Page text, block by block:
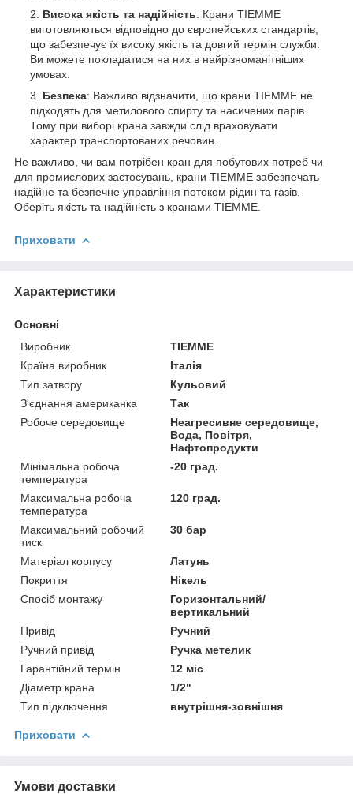
Висока якість та надійність: Крани TIEMME
виготовляються відповідно до європейських стандартів,
що забезпечує їх високу якість та довгий термін служби.
Ви можете покладатися на них в найрізноманітніших
умовах.
Безпека: Важливо відзначити, що крани TIEMME не
підходять для метилового спирту та насичених парів.
Тому при виборі крана завжди слід враховувати
характер транспортованих речовин.
Не важливо, чи вам потрібен кран для побутових потреб чи
для промислових застосувань, крани TIEMME забезпечать
надійне та безпечне управління потоком рідин та газів.
Оберіть якість та надійність з кранами TIEMME.
Приховати
Характеристики
Основні
Виробник
TIEMME
Країна виробник
Італія
Тип затвору
Кульовий
З'єднання американка
Так
Робоче середовище
Неагресивне середовище,
Вода, Повітря,
Нафтопродукти
Мінімальна робоча
температура
-20 град.
Максимальна робоча
температура
120 град.
Максимальний робочий
тиск
30 бар
Матеріал корпусу
Латунь
Покриття
Нікель
Спосіб монтажу
Горизонтальний/
вертикальний
Привід
Ручний
Ручний привід
Ручка метелик
Гарантійний термін
12 міс
Діаметр крана
1/2"
Тип підключення
внутрішня-зовнішня
Приховати
Умови доставки